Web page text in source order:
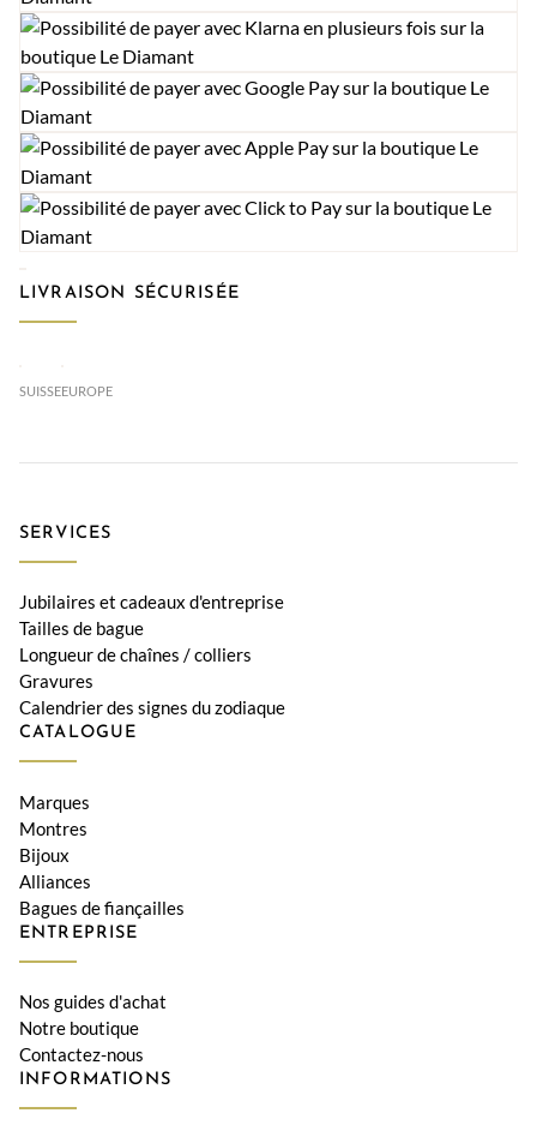
LIVRAISON SÉCURISÉE
SUISSEEUROPE
SERVICES
Jubilaires et cadeaux d'entreprise
Tailles de bague
Longueur de chaînes / colliers
Gravures
Calendrier des signes du zodiaque
CATALOGUE
Marques
Montres
Bijoux
Alliances
Bagues de fiançailles
ENTREPRISE
Nos guides d'achat
Notre boutique
Contactez-nous
INFORMATIONS